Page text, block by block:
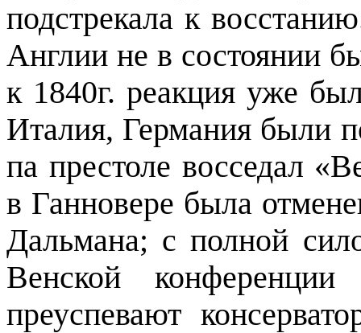
подстрекала к
Англии не в состоянии
к 1840г. реакция уже
Италия, Германия были
па престоле восседал «
в Ганновере была
Дальмана; с полной
Венской
преуспевают